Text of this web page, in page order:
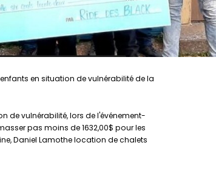
en situation de vulnérabilité de la
de vulnérabilité, lors de l'événement-
pas moins de 1632,00$ pour les
Daniel Lamothe location de chalets